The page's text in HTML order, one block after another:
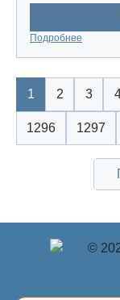
Подробнее
1 2 3
1296 1297